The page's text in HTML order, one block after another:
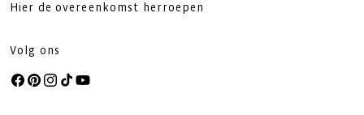
Hier de overeenkomst herroepen
Volg ons
Facebook
Pinterest
Instagram
TikTokYouTube